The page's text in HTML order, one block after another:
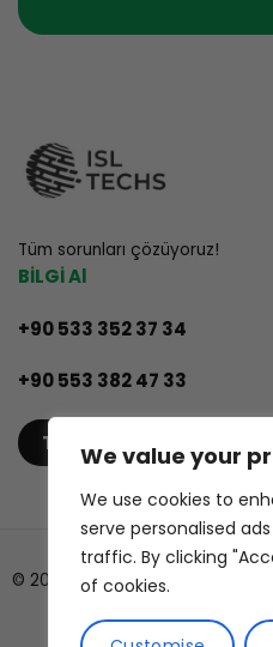
We value your
We use cookies to
serve personalised
traffic. By clicking
of cookies.
Tüm sorunları çözüyoruz!
BİLGİ Al
+90 533 352 37 34
+90 553 382 47 33
TEKLIF AL
© 2026 ISL TECHS